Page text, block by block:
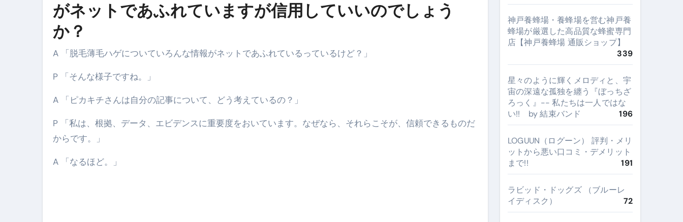
がネットであふれていますが信用していいのでしょう
か？
A 「脱毛薄毛ハゲについていろんな情報がネットであふれているっているけど？」
P 「そんな様子ですね。」
A 「ピカキチさんは自分の記事について、どう考えているの？」
P 「私は、根拠、データ、エビデンスに重要度をおいています。なぜなら、それらこそが、信頼できるものだ
からです。」
A 「なるほど。」
神戸養蜂場・養蜂場を営む神戸養
蜂場が厳選した高品質な蜂蜜専門
店【神戸養蜂場 通販ショップ】
339
星々のように輝くメロディと、宇
宙の深遠な孤独を纏う『ぼっちざ
ろっく』-- 私たちは一人ではな
い!! by 結束バンド
196
LOGUUN（ログーン） 評判・メリ
ットから悪い口コミ・デメリット
まで!!
191
ラビッド・ドッグズ （ブルーレ
イディスク）
72